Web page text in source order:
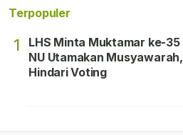
Terpopuler
1
LHS Minta Muktamar ke-35
NU Utamakan Musyawarah,
Hindari Voting